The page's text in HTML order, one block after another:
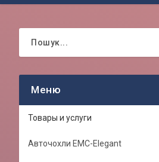
Товары и услуги
Авточохли EMC-Elegant